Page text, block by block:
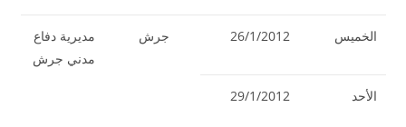
الخميس 26/1/2012 جرش
مديرية دفاع
مدني جرش
الأحد 29/1/2012